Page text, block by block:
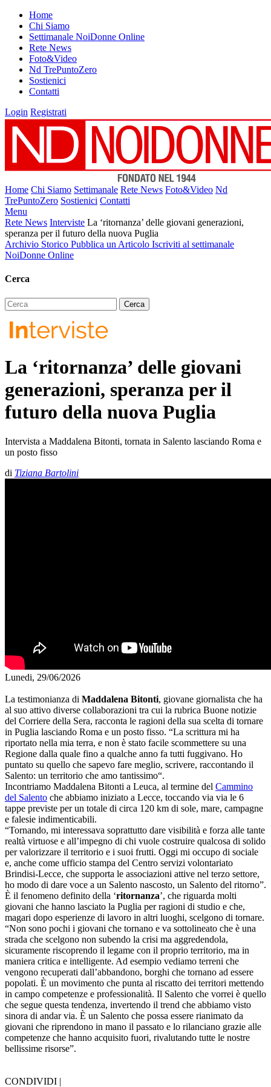
Home
Chi Siamo
Settimanale NoiDonne Online
Rete News
Foto&Video
Nd TrePuntoZero
Sostienici
Contatti
Login Registrati
Home Chi Siamo Settimanale Rete News Foto&Video Nd
TrePuntoZero Sostienici Contatti
Menu
Rete News Interviste La ‘ritornanza’ delle giovani generazioni,
speranza per il futuro della nuova Puglia
Archivio Storico Pubblica un Articolo Iscriviti al settimanale
NoiDonne Online
Cerca
La ‘ritornanza’ delle giovani
generazioni, speranza per il
futuro della nuova Puglia
Intervista a Maddalena Bitonti, tornata in Salento lasciando Roma e
un posto fisso
di Tiziana Bartolini
Lunedi, 29/06/2026
La testimonianza di Maddalena Bitonti, giovane giornalista che ha
al suo attivo diverse collaborazioni tra cui la rubrica Buone notizie
del Corriere della Sera, racconta le ragioni della sua scelta di tornare
in Puglia lasciando Roma e un posto fisso. “La scrittura mi ha
riportato nella mia terra, e non è stato facile scommettere su una
Regione dalla quale fino a qualche anno fa tutti fuggivano. Ho
puntato su quello che sapevo fare meglio, scrivere, raccontando il
Salento: un territorio che amo tantissimo“.
Incontriamo Maddalena Bitonti a Leuca, al termine del Cammino
del Salento che abbiamo iniziato a Lecce, toccando via via le 6
tappe previste per un totale di circa 120 km di sole, mare, campagne
e falesie indimenticabili.
“Tornando, mi interessava soprattutto dare visibilità e forza alle tante
realtà virtuose e all’impegno di chi vuole costruire qualcosa di solido
per valorizzare il territorio e i suoi frutti. Oggi mi occupo di sociale
e, anche come ufficio stampa del Centro servizi volontariato
Brindisi-Lecce, che supporta le associazioni attive nel terzo settore,
ho modo di dare voce a un Salento nascosto, un Salento del ritorno”.
È il fenomeno definito della ‘ritornanza’, che riguarda molti
giovani che hanno lasciato la Puglia per ragioni di studio e che,
magari dopo esperienze di lavoro in altri luoghi, scelgono di tornare.
“Non sono pochi i giovani che tornano e va sottolineato che è una
strada che scelgono non subendo la crisi ma aggredendola,
sicuramente riscoprendo il legame con il proprio territorio, ma in
maniera critica e intelligente. Ad esempio vediamo terreni che
vengono recuperati dall’abbandono, borghi che tornano ad essere
popolati. È un movimento che punta al riscatto dei territori mettendo
in campo competenze e professionalità. Il Salento che vorrei è quello
che segue questa tendenza, invertendo il trend che abbiamo visto
sinora di andar via. È un Salento che possa essere rianimato da
giovani che riprendono in mano il passato e lo rilanciano grazie alle
competenze che hanno acquisito fuori, rivalutando tutte le nostre
bellissime risorse”.
CONDIVIDI |